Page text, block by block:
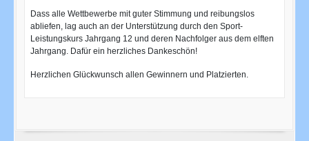
Dass alle Wettbewerbe mit guter Stimmung und reibungslos
abliefen, lag auch an der Unterstützung durch den Sport-
Leistungskurs Jahrgang 12 und deren Nachfolger aus dem elften
Jahrgang. Dafür ein herzliches Dankeschön!
Herzlichen Glückwunsch allen Gewinnern und Platzierten.